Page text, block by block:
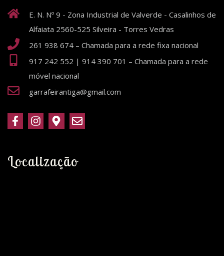
E. N. Nº 9 - Zona Industrial de Valverde - Casalinhos de
Alfaiata 2560-525 Silveira - Torres Vedras
261 938 674 – Chamada para a rede fixa nacional
917 242 552 | 914 390 701 – Chamada para a rede
móvel nacional
garrafeirantiga@gmail.com
Localização